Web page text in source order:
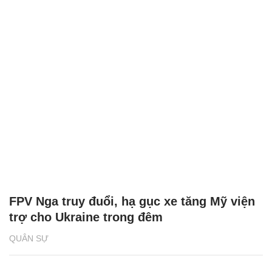
QUÂN SỰ
FPV Nga truy đuổi, hạ gục xe tăng Mỹ viện
trợ cho Ukraine trong đêm